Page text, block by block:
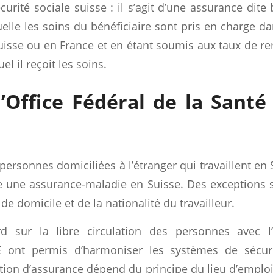
sociale suisse : il s’agit d’une assurance dite
les soins du bénéficiaire sont pris en charge
ou en France et en étant soumis aux taux de
il reçoit les soins.
Fédéral de la
domiciliées à l’étranger qui travaillent en
assurance-maladie en Suisse. Des exceptions
domicile et de la nationalité du travailleur.
sur la libre circulation des personnes avec
ont permis d’harmoniser les systèmes de
d’assurance dépend du principe du lieu